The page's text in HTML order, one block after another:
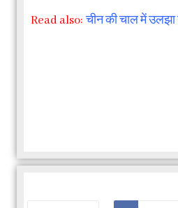
Read also:चीन की चाल में उलझा